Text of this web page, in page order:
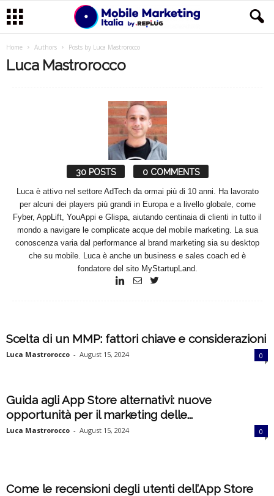
Home Authors Posts by Luca Mastrorocco
Luca Mastrorocco
30 POSTS 0 COMMENTS
Luca è attivo nel settore AdTech da ormai più di 10 anni. Ha lavorato
per alcuni dei players più grandi in Europa e a livello globale, come
Fyber, AppLift, YouAppi e Glispa, aiutando centinaia di clienti in tutto il
mondo a navigare le complicate acque del mobile marketing. La sua
conoscenza varia dal performance al brand marketing sia su desktop
che su mobile. Luca è anche un business e sales coach ed è
fondatore del sito MyStartupLand.
Scelta di un MMP: fattori chiave e considerazioni
Luca Mastrorocco - August 15, 2024 0
Guida agli App Store alternativi: nuove
opportunità per il marketing delle...
Luca Mastrorocco - August 15, 2024 0
Come le recensioni degli utenti dell’App Store